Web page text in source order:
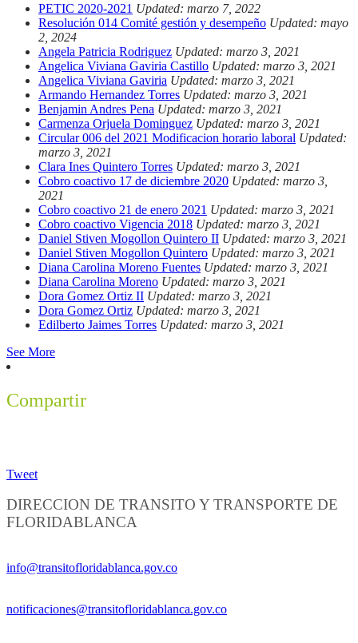
PETIC 2020-2021 Updated: marzo 7, 2022
Resolución 014 Comité gestión y desempeño Updated: mayo
2, 2024
Angela Patricia Rodriguez Updated: marzo 3, 2021
Angelica Viviana Gaviria Castillo Updated: marzo 3, 2021
Angelica Viviana Gaviria Updated: marzo 3, 2021
Armando Hernandez Torres Updated: marzo 3, 2021
Benjamin Andres Pena Updated: marzo 3, 2021
Carmenza Orjuela Dominguez Updated: marzo 3, 2021
Circular 006 del 2021 Modificacion horario laboral Updated:
marzo 3, 2021
Clara Ines Quintero Torres Updated: marzo 3, 2021
Cobro coactivo 17 de diciembre 2020 Updated: marzo 3,
2021
Cobro coactivo 21 de enero 2021 Updated: marzo 3, 2021
Cobro coactivo Vigencia 2018 Updated: marzo 3, 2021
Daniel Stiven Mogollon Quintero II Updated: marzo 3, 2021
Daniel Stiven Mogollon Quintero Updated: marzo 3, 2021
Diana Carolina Moreno Fuentes Updated: marzo 3, 2021
Diana Carolina Moreno Updated: marzo 3, 2021
Dora Gomez Ortiz II Updated: marzo 3, 2021
Dora Gomez Ortiz Updated: marzo 3, 2021
Edilberto Jaimes Torres Updated: marzo 3, 2021
See More
Compartir
Tweet
DIRECCION DE TRANSITO Y TRANSPORTE DE
FLORIDABLANCA
info@transitofloridablanca.gov.co
notificaciones@transitofloridablanca.gov.co